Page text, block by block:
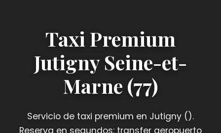
Taxi Premium
Jutigny Seine-et-
Marne (77)
Servicio de taxi premium en Jutigny ().
Reserva en segundos: transfer aeropuerto